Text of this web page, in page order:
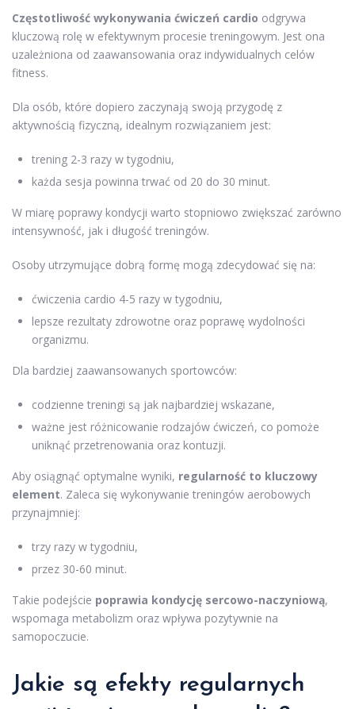
Częstotliwość wykonywania ćwiczeń cardio odgrywa
kluczową rolę w efektywnym procesie treningowym. Jest ona
uzależniona od zaawansowania oraz indywidualnych celów
fitness.
Dla osób, które dopiero zaczynają swoją przygodę z
aktywnością fizyczną, idealnym rozwiązaniem jest:
trening 2-3 razy w tygodniu,
każda sesja powinna trwać od 20 do 30 minut.
W miarę poprawy kondycji warto stopniowo zwiększać zarówno
intensywność, jak i długość treningów.
Osoby utrzymujące dobrą formę mogą zdecydować się na:
ćwiczenia cardio 4-5 razy w tygodniu,
lepsze rezultaty zdrowotne oraz poprawę wydolności
organizmu.
Dla bardziej zaawansowanych sportowców:
codzienne treningi są jak najbardziej wskazane,
ważne jest różnicowanie rodzajów ćwiczeń, co pomoże
uniknąć przetrenowania oraz kontuzji.
Aby osiągnąć optymalne wyniki, regularność to kluczowy
element. Zaleca się wykonywanie treningów aerobowych
przynajmniej:
trzy razy w tygodniu,
przez 30-60 minut.
Takie podejście poprawia kondycję sercowo-naczyniową,
wspomaga metabolizm oraz wpływa pozytywnie na
samopoczucie.
Jakie są efekty regularnych